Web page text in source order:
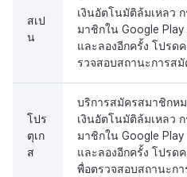
สเป
น
เงินอัตโนมัติล้มเหลว
มาชิกใน Google
และลองอีกครั้ง โปรด
รวจสอบสถานะการส
โปร
ตุเก
ส
บริการสมัครสมาชิกห
เงินอัตโนมัติล้มเหลว
มาชิกใน Google
และลองอีกครั้ง โปรด
พื่อตรวจสอบสถานะก